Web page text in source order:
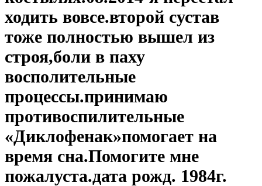
ходить вовсе.второй сустав
тоже полностью вышел из
строя,боли в паху
восполительные
процессы.принимаю
противоспилительные
«Диклофенак»помогает на
время сна.Помогите мне
пожалуста.дата рожд. 1984г.